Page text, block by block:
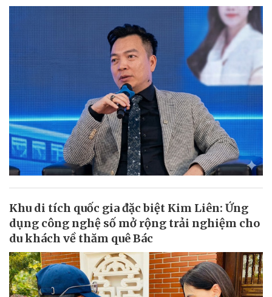
Khu di tích quốc gia đặc biệt Kim Liên: Ứng
dụng công nghệ số mở rộng trải nghiệm cho
du khách về thăm quê Bác